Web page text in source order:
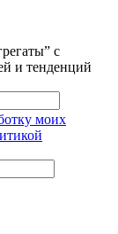
с
и тенденций
моих